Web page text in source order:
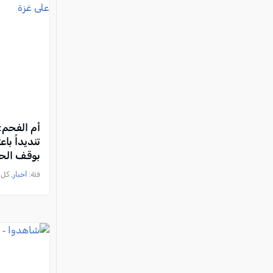
أم
تنديداً
بوقف
فئة: أخبار , كل